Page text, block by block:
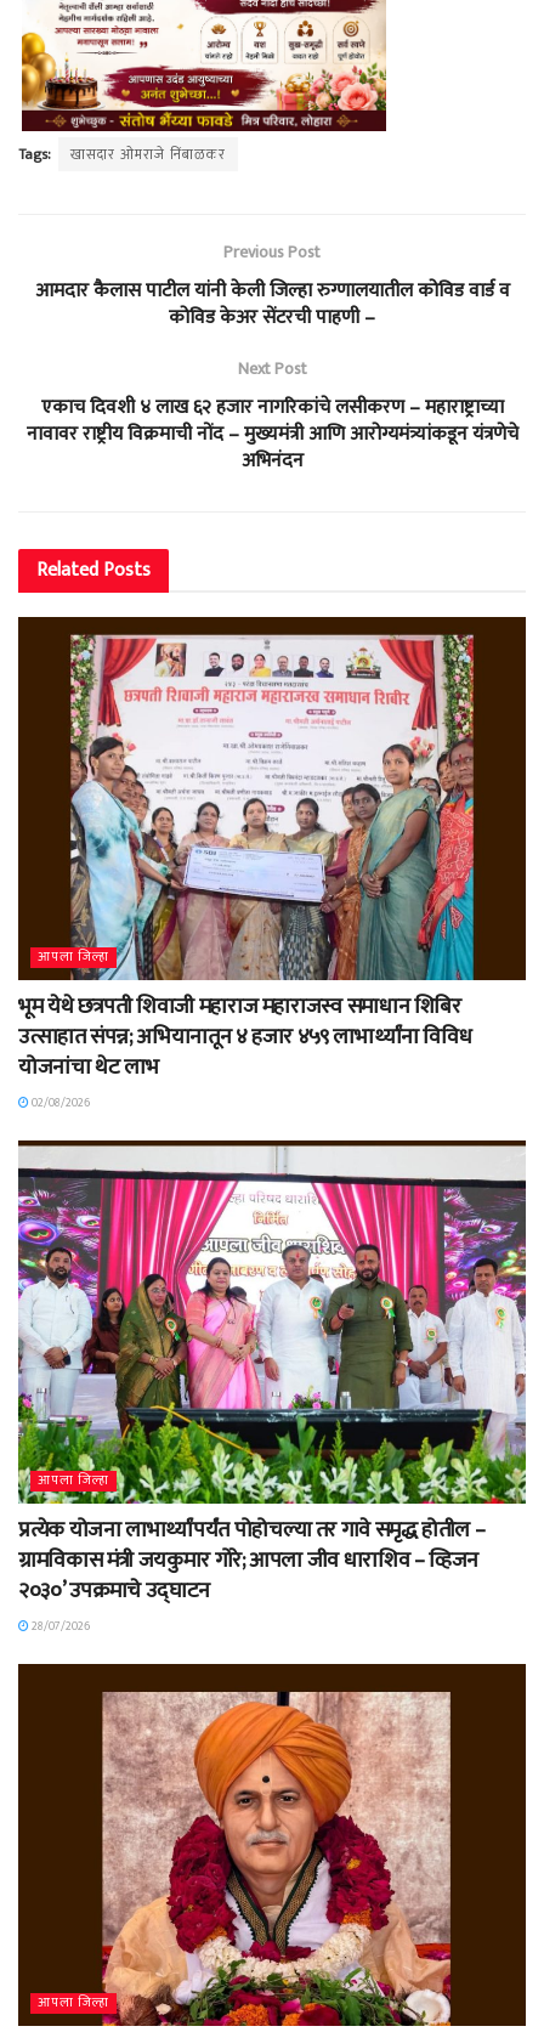
Tags: खासदार ओमराजे निंबाळकर
Previous Post
आमदार कैलास पाटील यांनी केली जिल्हा रुग्णालयातील कोविड वार्ड व
कोविड केअर सेंटरची पाहणी –
Next Post
एकाच दिवशी ४ लाख ६२ हजार नागरिकांचे लसीकरण – महाराष्ट्राच्या
नावावर राष्ट्रीय विक्रमाची नोंद – मुख्यमंत्री आणि आरोग्यमंत्र्यांकडून यंत्रणेचे
अभिनंदन
RelatedPosts
आपला जिल्हा
भूम येथे छत्रपती शिवाजी महाराज महाराजस्व समाधान शिबिर
उत्साहात संपन्न; अभियानातून ४ हजार ४५९ लाभार्थ्यांना विविध
योजनांचा थेट लाभ
02/08/2026
आपला जिल्हा
प्रत्येक योजना लाभार्थ्यांपर्यंत पोहोचल्या तर गावे समृद्ध होतील –
ग्रामविकास मंत्री जयकुमार गोरे; आपला जीव धाराशिव – व्हिजन
२०३०’ उपक्रमाचे उद्घाटन
28/07/2026
आपला जिल्हा